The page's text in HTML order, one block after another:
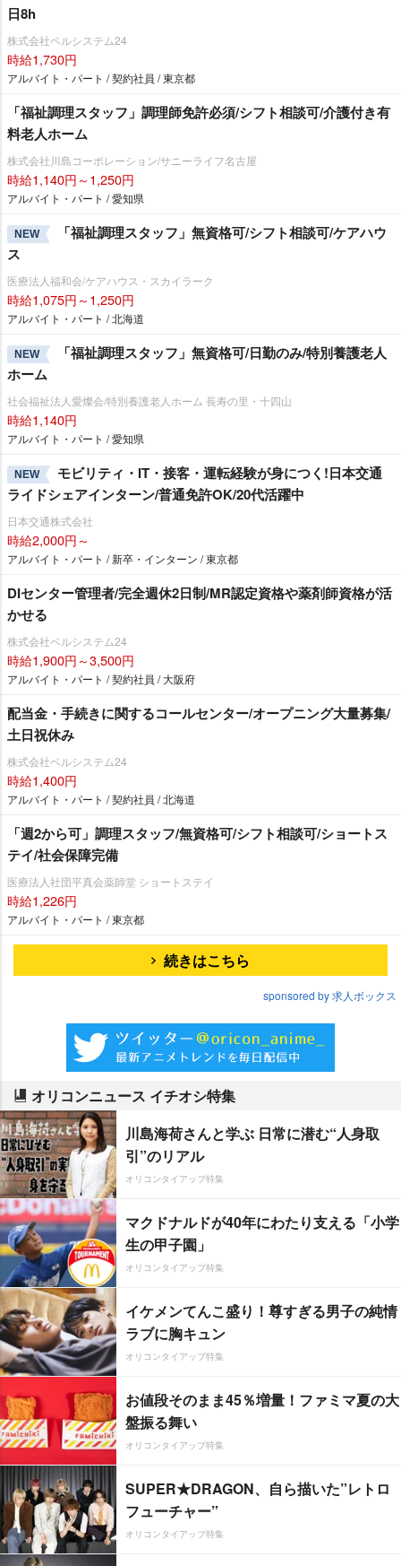
日8h
株式会社ベルシステム24
時給1,730円
アルバイト・パート / 契約社員 / 東京都
「福祉調理スタッフ」調理師免許必須/シフト相談可/介護付き有
料老人ホーム
株式会社川島コーポレーション/サニーライフ名古屋
時給1,140円～1,250円
アルバイト・パート / 愛知県
NEW
「福祉調理スタッフ」無資格可/シフト相談可/ケアハウ
ス
医療法人福和会/ケアハウス・スカイラーク
時給1,075円～1,250円
アルバイト・パート / 北海道
NEW
「福祉調理スタッフ」無資格可/日勤のみ/特別養護老人
ホーム
社会福祉法人愛燦会/特別養護老人ホーム 長寿の里・十四山
時給1,140円
アルバイト・パート / 愛知県
NEW
モビリティ・IT・接客・運転経験が身につく!日本交通
ライドシェアインターン/普通免許OK/20代活躍中
日本交通株式会社
時給2,000円～
アルバイト・パート / 新卒・インターン / 東京都
DIセンター管理者/完全週休2日制/MR認定資格や薬剤師資格が活
かせる
株式会社ベルシステム24
時給1,900円～3,500円
アルバイト・パート / 契約社員 / 大阪府
配当金・手続きに関するコールセンター/オープニング大量募集/
土日祝休み
株式会社ベルシステム24
時給1,400円
アルバイト・パート / 契約社員 / 北海道
「週2から可」調理スタッフ/無資格可/シフト相談可/ショートス
テイ/社会保障完備
医療法人社団平真会薬師堂 ショートステイ
時給1,226円
アルバイト・パート / 東京都
続きはこちら
sponsored by 求人ボックス
オリコンニュース イチオシ特集
川島海荷さんと学ぶ 日常に潜む“人身取
引”のリアル
オリコンタイアップ特集
マクドナルドが40年にわたり支える「小学
生の甲子園」
オリコンタイアップ特集
イケメンてんこ盛り！尊すぎる男子の純情
ラブに胸キュン
オリコンタイアップ特集
お値段そのまま45％増量！ファミマ夏の大
盤振る舞い
オリコンタイアップ特集
SUPER★DRAGON、自ら描いた”レトロ
フューチャー”
オリコンタイアップ特集